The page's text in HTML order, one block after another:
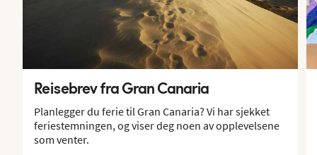
Reisebrev fra Gran Canaria
Planlegger du ferie til Gran Canaria? Vi har sjekket
feriestemningen, og viser deg noen av opplevelsene
som venter.